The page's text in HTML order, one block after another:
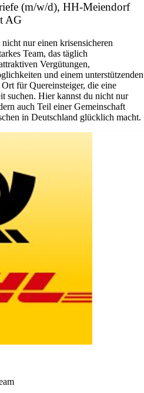
(m/w/d), HH-Meiendorf
AG
nur einen krisensicheren
Team, das täglich
Vergütungen,
und einem unterstützenden
für Quereinsteiger, die eine
suchen. Hier kannst du nicht nur
auch Teil einer Gemeinschaft
in Deutschland glücklich macht.